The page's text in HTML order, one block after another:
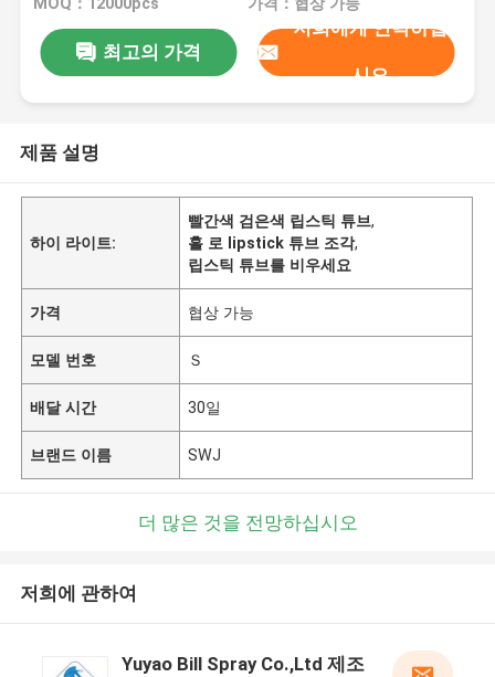
MOQ：12000pcs 가격：협상 가능
최고의 가격
저희에게 연락하십
시오
제품 설명
하이 라이트:
빨간색 검은색 립스틱 튜브,
홀 로 lipstick 튜브 조각,
립스틱 튜브를 비우세요
가격 협상 가능
모델 번호 Ｓ
배달 시간 30일
브랜드 이름 SWJ
더 많은 것을 전망하십시오
저희에 관하여
Yuyao Bill Spray Co.,Ltd 제조